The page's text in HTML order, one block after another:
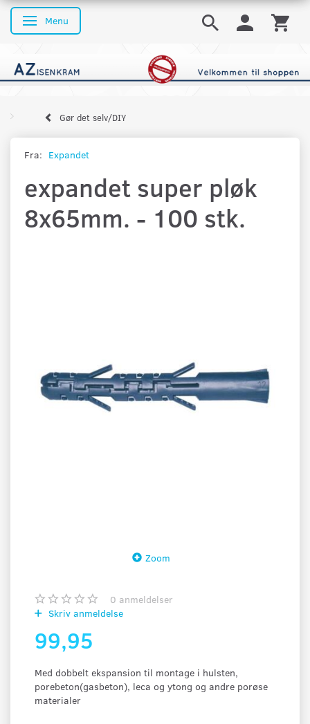
Skifte navigation
Menu
Gør det selv/DIY
Fra: Expandet
expandet super pløk
8x65mm. - 100 stk.
Zoom
0 anmeldelser
Skriv anmeldelse
99,95
Med dobbelt ekspansion til montage i hulsten,
porebeton(gasbeton), leca og ytong og andre porøse
materialer